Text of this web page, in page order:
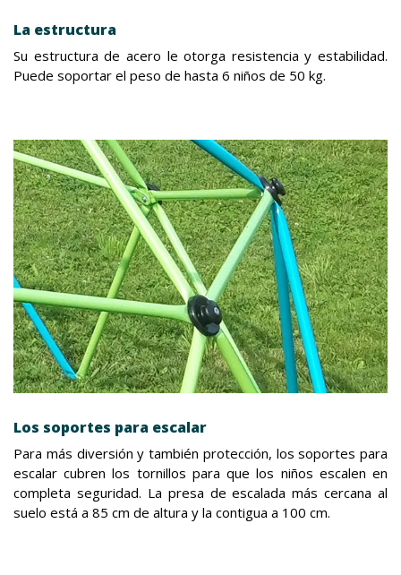
La estructura
Su estructura de acero le otorga resistencia y estabilidad.
Puede soportar el peso de hasta 6 niños de 50 kg.
Los soportes para escalar
Para más diversión y también protección, los soportes para
escalar cubren los tornillos para que los niños escalen en
completa seguridad. La presa de escalada más cercana al
suelo está a 85 cm de altura y la contigua a 100 cm.